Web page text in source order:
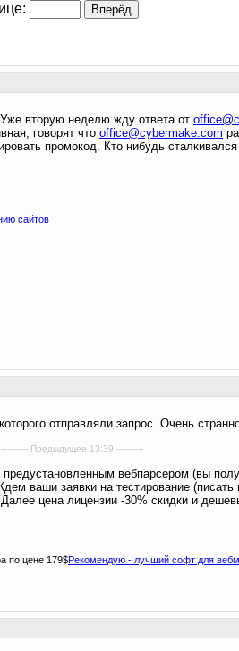
вторую неделю жду ответа от
говорят что office@cybermake.com
промокод. Кто нибудь
сайтов
отправляли запрос. Очень
Предыдущее 13:39 ----------
вебпарсером (вы
ваши заявки на тестирование
цена лицензии -30% скидки и
по цене 179$Рекомендую - лучший софт для